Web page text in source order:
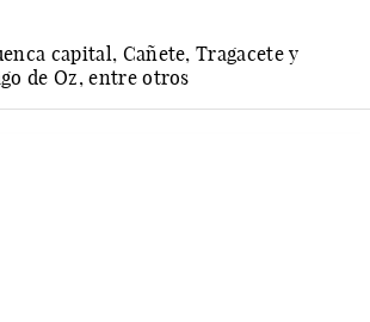
capital, Cañete, Tragacete y
de Oz, entre otros